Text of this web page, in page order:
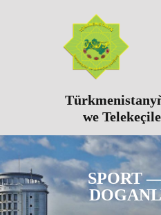
we
SPORT